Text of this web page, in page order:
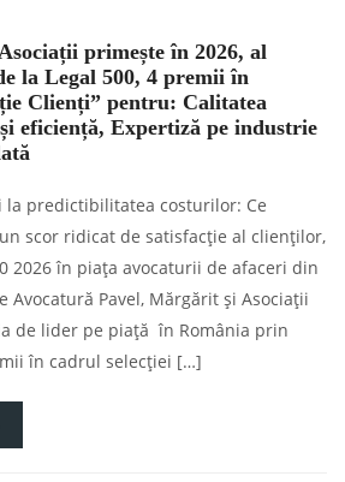
primește în 2026, al
la Legal 500, 4 premii în
Clienți” pentru: Calitatea
eficiență, Expertiză pe industrie
la predictibilitatea costurilor: Ce
scor ridicat de satisfacție al clienților,
2026 în piața avocaturii de afaceri din
Avocatură Pavel, Mărgărit și Asociații
de lider pe piață în România prin
în cadrul selecției […]